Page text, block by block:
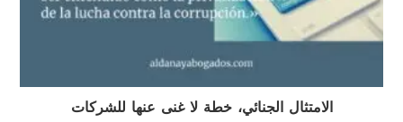
الامتثال الجنائي، خطة لا غنى عنها للشركات